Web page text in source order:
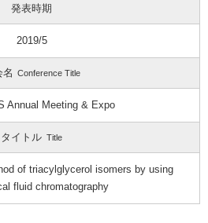
発表時期
2019/5
名 Conference Title
Annual Meeting & Expo
タイトル Title
of triacylglycerol isomers by using
fluid chromatography